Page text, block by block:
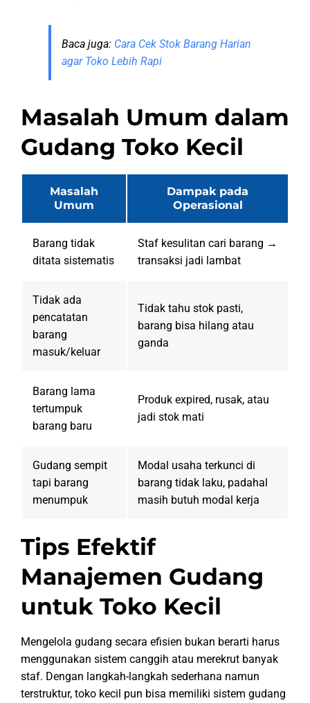
Baca juga: Cara Cek Stok Barang Harian
agar Toko Lebih Rapi
Masalah Umum dalam
Gudang Toko Kecil
Masalah
Umum
Dampak pada
Operasional
Barang tidak
ditata sistematis
Staf kesulitan cari barang →
transaksi jadi lambat
Tidak ada
pencatatan
barang
masuk/keluar
Tidak tahu stok pasti,
barang bisa hilang atau
ganda
Barang lama
tertumpuk
barang baru
Produk expired, rusak, atau
jadi stok mati
Gudang sempit
tapi barang
menumpuk
Modal usaha terkunci di
barang tidak laku, padahal
masih butuh modal kerja
Tips Efektif
Manajemen Gudang
untuk Toko Kecil
Mengelola gudang secara efisien bukan berarti harus
menggunakan sistem canggih atau merekrut banyak
staf. Dengan langkah-langkah sederhana namun
terstruktur, toko kecil pun bisa memiliki sistem gudang